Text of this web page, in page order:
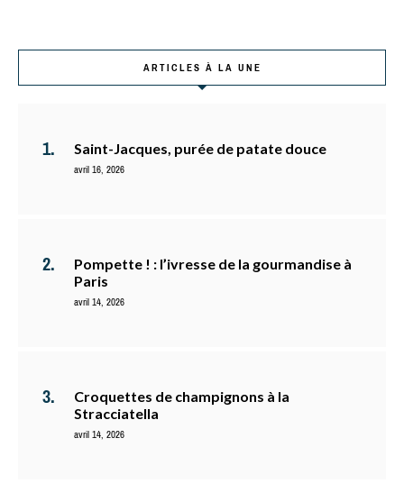
ARTICLES À LA UNE
Saint-Jacques, purée de patate douce
avril 16, 2026
Pompette ! : l’ivresse de la gourmandise à
Paris
avril 14, 2026
Croquettes de champignons à la
Stracciatella
avril 14, 2026